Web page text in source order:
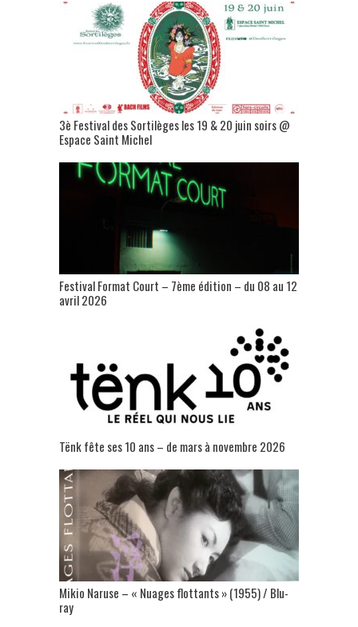
3è Festival des Sortilèges les 19 & 20 juin soirs @
Espace Saint Michel
Festival Format Court – 7ème édition – du 08 au 12
avril 2026
Tënk fête ses 10 ans – de mars à novembre 2026
Mikio Naruse – « Nuages flottants » (1955) / Blu-
ray